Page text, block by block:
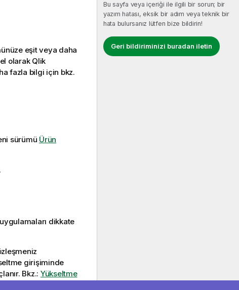
Bu sayfa veya içeriği ile ilgili bir sorun; bir
yazım hatası, eksik bir adım veya teknik bir
hata bulursanız lütfen bize bildirin!
Geri bildiriminizi buradan iletin
eşit veya daha
olarak Qlik
fazla bilgi için bkz.
sürümü Ürün
.
dikkate
girişiminde
Bkz.: Yükseltme